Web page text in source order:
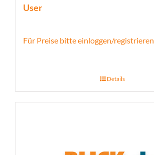
User
Für Preise bitte einloggen/registrieren
Details